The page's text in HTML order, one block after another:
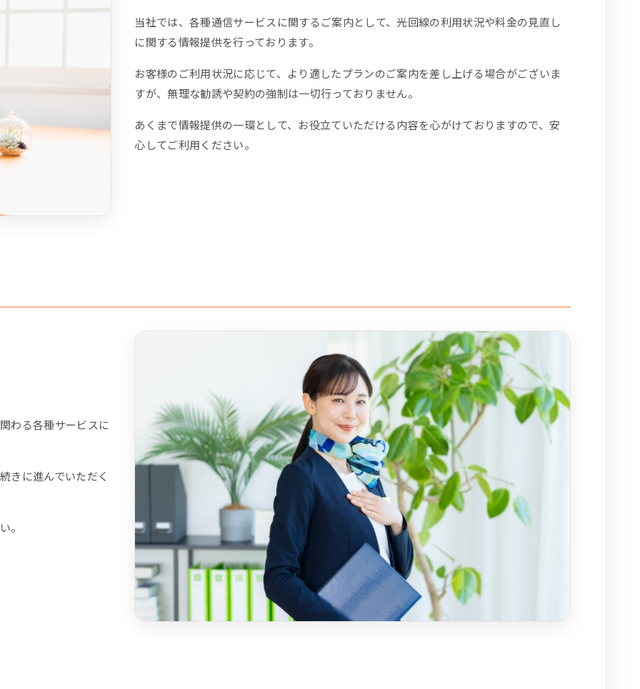
当社では、各種通信サービスに関するご案内として、光回線の利用状況や料金の見直し
に関する情報提供を行っております。
お客様のご利用状況に応じて、より適したプランのご案内を差し上げる場合がございま
すが、無理な勧誘や契約の強制は一切行っておりません。
あくまで情報提供の一環として、お役立ていただける内容を心がけておりますので、安
心してご利用ください。
わる各種サービスに
きに進んでいただく
。